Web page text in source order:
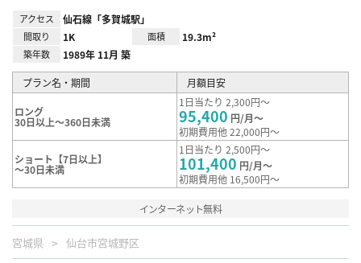
アクセス 仙石線「多賀城駅」
間取り 1K 面積 19.3m²
築年数 1989年 11月 築
プラン名・期間 月額目安
ロング
30日以上～360日未満
1日当たり 2,300円～
95,400 円/月～
初期費用他 22,000円～
ショート【7日以上】
～30日未満
1日当たり 2,500円～
101,400 円/月～
初期費用他 16,500円～
インターネット無料
宮城県 仙台市宮城野区